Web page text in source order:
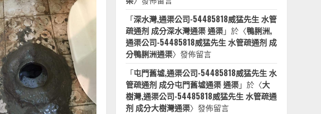
「深水灣,通渠公司-54485818威猛先生 水管
疏通剂 成分深水灣通渠 通渠」於〈鴨脷洲,
通渠公司-54485818威猛先生 水管疏通剂 成
分鴨脷洲通渠〉發佈留言
「屯門舊墟,通渠公司-54485818威猛先生 水
管疏通剂 成分屯門舊墟通渠 通渠」於〈大
樹灣,通渠公司-54485818威猛先生 水管疏通
剂 成分大樹灣通渠〉發佈留言